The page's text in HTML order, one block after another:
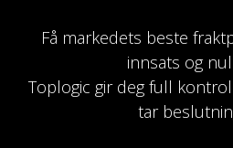
Få markedets beste
innsats og
Toplogic gir deg full
tar